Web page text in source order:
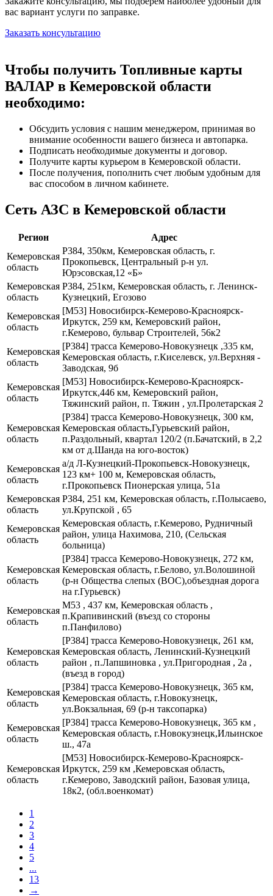
вас вариант услуги по заправке.
Заказать консультацию
Чтобы получить Топливные карты
ВАЛАР в Кемеровской области
необходимо:
Обсудить условия с нашим менеджером, принимая во
внимание особенности вашего бизнеса и автопарка.
Подписать необходимые документы и договор.
Получите карты курьером в Кемеровской области.
После получения, пополнить счет любым удобным для
вас способом в личном кабинете.
Сеть АЗС в Кемеровской области
Регион
Адрес
Кемеровская
область
Р384, 350км, Кемеровская область, г.
Прокопьевск, Центральный р-н ул.
Юрэсовская,12 «Б»
Кемеровская
область
Р384, 251км, Кемеровская область, г. Ленинск-
Кузнецкий, Егозово
Кемеровская
область
[М53] Новосибирск-Кемерово-Красноярск-
Иркутск, 259 км, Кемеровский район,
г.Кемерово, бульвар Строителей, 56к2
Кемеровская
область
[Р384] трасса Кемерово-Новокузнецк ,335 км,
Кемеровская область, г.Киселевск, ул.Верхняя -
Заводская, 9б
Кемеровская
область
[М53] Новосибирск-Кемерово-Красноярск-
Иркутск,446 км, Кемеровский район,
Тяжинский район, п. Тяжин , ул.Пролетарская 2
Кемеровская
область
[Р384] трасса Кемерово-Новокузнецк, 300 км,
Кемеровская область,Гурьевский район,
п.Раздольный, квартал 120/2 (п.Бачатский, в 2,2
км от д.Шанда на юго-восток)
Кемеровская
область
а/д Л-Кузнецкий-Прокопьевск-Новокузнецк,
123 км+ 100 м, Кемеровская область,
г.Прокопьевск Пионерская улица, 51а
Кемеровская
область
Р384, 251 км, Кемеровская область, г.Полысаево,
ул.Крупской , 65
Кемеровская
область
Кемеровская область, г.Кемерово, Рудничный
район, улица Нахимова, 210, (Сельская
больница)
Кемеровская
область
[Р384] трасса Кемерово-Новокузнецк, 272 км,
Кемеровская область, г.Белово, ул.Волошиной
(р-н Общества слепых (ВОС),объездная дорога
на г.Гурьевск)
Кемеровская
область
М53 , 437 км, Кемеровская область ,
п.Крапивинский (въезд со стороны
п.Панфилово)
Кемеровская
область
[Р384] трасса Кемерово-Новокузнецк, 261 км,
Кемеровская область, Ленинский-Кузнецкий
район , п.Лапшиновка , ул.Пригородная , 2а ,
(въезд в город)
Кемеровская
область
[Р384] трасса Кемерово-Новокузнецк, 365 км,
Кемеровская область, г.Новокузнецк,
ул.Вокзальная, 69 (р-н таксопарка)
Кемеровская
область
[Р384] трасса Кемерово-Новокузнецк, 365 км ,
Кемеровская область, г.Новокузнецк,Ильинское
ш., 47а
Кемеровская
область
[М53] Новосибирск-Кемерово-Красноярск-
Иркутск, 259 км ,Кемеровская область,
г.Кемерово, Заводский район, Базовая улица,
18к2, (обл.военкомат)
1
2
3
4
5
...
13
→